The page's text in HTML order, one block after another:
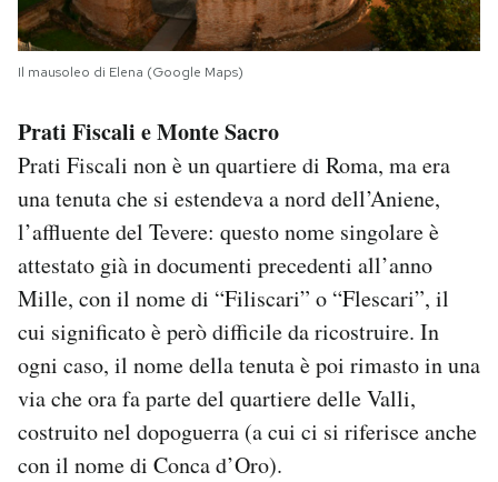
Il mausoleo di Elena (Google Maps)
Prati Fiscali e Monte Sacro
Prati Fiscali non è un quartiere di Roma, ma era
una tenuta che si estendeva a nord dell’Aniene,
l’affluente del Tevere: questo nome singolare è
attestato già in documenti precedenti all’anno
Mille, con il nome di “Filiscari” o “Flescari”, il
cui significato è però difficile da ricostruire. In
ogni caso, il nome della tenuta è poi rimasto in una
via che ora fa parte del quartiere delle Valli,
costruito nel dopoguerra (a cui ci si riferisce anche
con il nome di Conca d’Oro).